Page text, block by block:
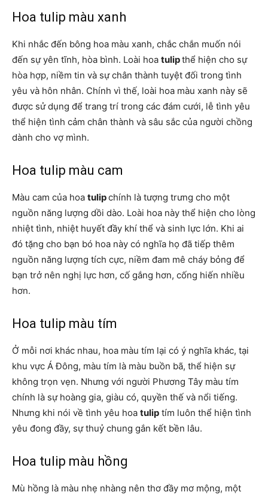
Hoa tulip màu xanh
Khi nhắc đến bông hoa màu xanh, chắc chắn muốn nói
đến sự yên tĩnh, hòa bình. Loài hoa tulipthể hiện cho sự
hòa hợp, niềm tin và sự chân thành tuyệt đối trong tình
yêu và hôn nhân. Chính vì thế, loài hoa màu xanh này sẽ
được sử dụng để trang trí trong các đám cưới, lễ tình yêu
thể hiện tình cảm chân thành và sâu sắc của người chồng
dành cho vợ mình.
Hoa tulip màu cam
Màu cam của hoa tulipchính là tượng trưng cho một
nguồn năng lượng dồi dào. Loài hoa này thể hiện cho lòng
nhiệt tình, nhiệt huyết đầy khí thể và sinh lực lớn. Khi ai
đó tặng cho bạn bó hoa này có nghĩa họ đã tiếp thêm
nguồn năng lượng tích cực, niềm đam mê cháy bỏng để
bạn trở nên nghị lực hơn, cố gắng hơn, cống hiến nhiều
hơn.
Hoa tulip màu tím
Ở mỗi nơi khác nhau, hoa màu tím lại có ý nghĩa khác, tại
khu vực Á Đông, màu tím là màu buồn bã, thể hiện sự
không trọn vẹn. Nhưng với người Phương Tây màu tím
chính là sự hoàng gia, giàu có, quyền thế và nổi tiếng.
Nhưng khi nói về tình yêu hoa tulip tím luôn thể hiện tình
yêu đong đầy, sự thuỷ chung gắn kết bền lâu.
Hoa tulip màu hồng
Mù hồng là màu nhẹ nhàng nên thơ đầy mơ mộng, một